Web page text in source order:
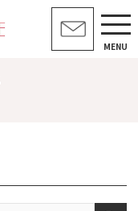
MENU